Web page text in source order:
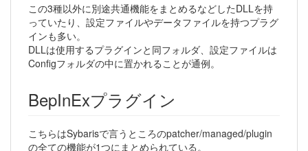
この3種以外に別途共通機能をまとめるなどしたDLLを持
っていたり、設定ファイルやデータファイルを持つプラグ
インも多い。
DLLは使用するプラグインと同フォルダ、設定ファイルは
Configフォルダの中に置かれることが通例。
BepInExプラグイン
こちらはSybarisで言うところのpatcher/managed/plugin
の全ての機能が1つにまとめられている。